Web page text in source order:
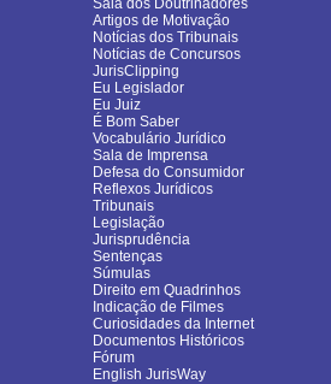
Artigos de Motivação
Notícias dos Tribunais
Notícias de Concursos
JurisClipping
Eu Legislador
Eu Juiz
É Bom Saber
Vocabulário Jurídico
Sala de Imprensa
Defesa do Consumidor
Reflexos Jurídicos
Tribunais
Legislação
Jurisprudência
Sentenças
Súmulas
Direito em Quadrinhos
Indicação de Filmes
Curiosidades da Internet
Documentos Históricos
Fórum
English JurisWay